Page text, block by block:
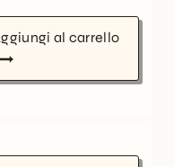
al carrello